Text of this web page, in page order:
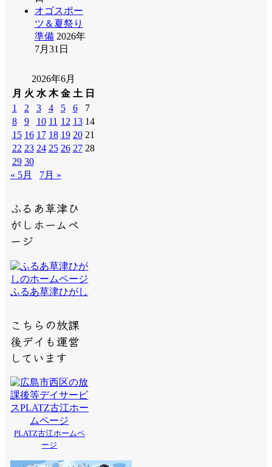
オゴスポー
ツ＆夏祭り
準備 2026年
7月31日
2026年6月
月 火 水 木 金 土 日
1
2 3 4 5 6
7
8
9 10 11 12 13 14
15 16 17 18 19 20 21
22 23 24 25 26 27 28
29 30
« 5月
7月 »
ふるあ草津ひ
がしホームペ
ージ
ふるあ草津ひがし
こちらの放課
後デイも運営
しています
PLATZ古江ホームペ
ージ